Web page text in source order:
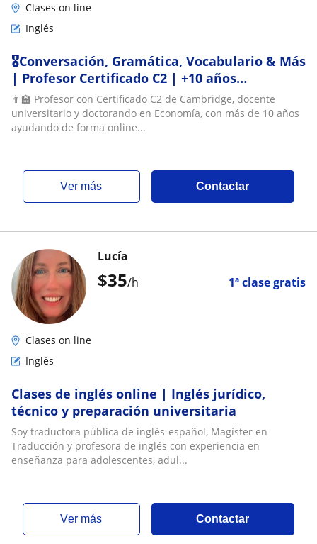
Clases on line
Inglés
🎖️Conversación, Gramática, Vocabulario & Más
| Profesor Certificado C2 | +10 años
experiencia
👨‍🏫 Profesor con Certificado C2 de Cambridge, docente
universitario y doctorando en Economía, con más de 10 años
ayudando de forma online...
ver más Contactar
$35/h 1ª clase gratis
Lucía
Clases on line
Inglés
Clases de inglés online | Inglés jurídico,
técnico y preparación universitaria
Soy traductora pública de inglés-español, Magíster en
Traducción y profesora de inglés con experiencia en
enseñanza para adolescentes, adul...
ver más Contactar